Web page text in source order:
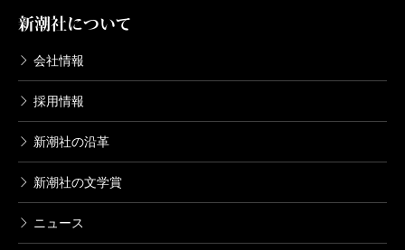
新潮社について
会社情報
採用情報
新潮社の沿革
新潮社の文学賞
ニュース